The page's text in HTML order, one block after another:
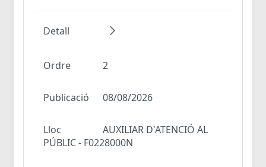
Detall
Ordre 2
Publicació 08/08/2026
Lloc
AUXILIAR D'ATENCIÓ AL
PÚBLIC - F0228000N